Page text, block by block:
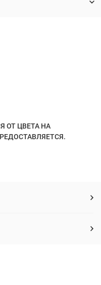
ОТ ЦВЕТА НА